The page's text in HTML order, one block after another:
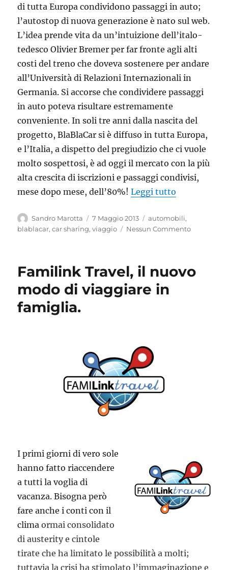
di tutta Europa condividono passaggi in auto;
l’autostop di nuova generazione è nato sul web.
L’idea prende vita da un’intuizione dell’italo-
tedesco Olivier Bremer per far fronte agli alti
costi del treno che doveva sostenere per andare
all’Università di Relazioni Internazionali in
Germania. Si accorse che condividere passaggi
in auto poteva risultare estremamente
conveniente. In soli tre anni dalla nascita del
progetto, BlaBlaCar si è diffuso in tutta Europa,
e l’Italia, a dispetto del pregiudizio che ci vuole
molto sospettosi, è ad oggi il mercato con la più
alta crescita di iscrizioni e passaggi condivisi,
mese dopo mese, dell’80%!Leggi tutto
Autore
Sandro Marotta
Pubblicato
il
7 Maggio 2013 Tag
automobili,
blablacar,car sharing,viaggio Nessun Commento
Familink Travel, il nuovo
modo di viaggiare in
famiglia.
I primi giorni di vero sole
hanno fatto riaccendere
a tutti la voglia di
vacanza. Bisogna però
fare anche i conti con il
climaormai consolidato
di austerity e cintole
tirate che ha limitato le possibilità a molti;
tuttavia la crisi ha stimolato l’immaginazione e